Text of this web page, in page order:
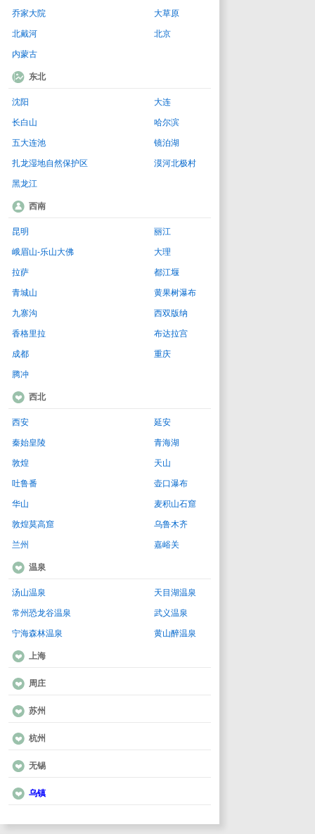
乔家大院 大草原
北戴河 北京
内蒙古
东北
沈阳 大连
长白山 哈尔滨
五大连池 镜泊湖
扎龙湿地自然保护区 漠河北极村
黑龙江
西南
昆明 丽江
峨眉山-乐山大佛 大理
拉萨 都江堰
青城山 黄果树瀑布
九寨沟 西双版纳
香格里拉 布达拉宫
成都 重庆
腾冲
西北
西安 延安
秦始皇陵 青海湖
敦煌 天山
吐鲁番 壶口瀑布
华山 麦积山石窟
敦煌莫高窟 乌鲁木齐
兰州 嘉峪关
温泉
汤山温泉 天目湖温泉
常州恐龙谷温泉 武义温泉
宁海森林温泉 黄山醉温泉
上海
周庄
苏州
杭州
无锡
乌镇